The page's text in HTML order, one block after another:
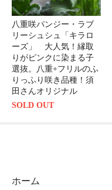
八重咲パンジー・ラブ
リーシュシュ「キラロ
ーズ」 大人気！縁取
りがピンクに染まる子
選抜。八重+フリルのふ
りっふり咲き品種！須
田さんオリジナル
SOLD OUT
ホーム